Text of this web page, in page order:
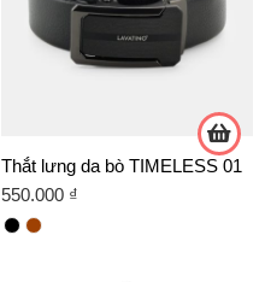
Thắt lưng da bò TIMELESS 01
550.000 ₫